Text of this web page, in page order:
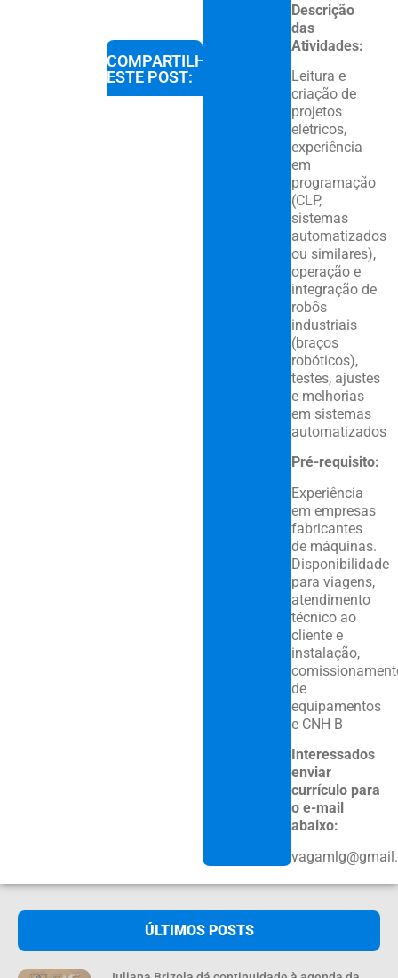
COMPARTILHE
ESTE POST:
Descrição
das
Atividades:
Leitura e
criação de
projetos
elétricos,
experiência
em
programação
(CLP,
sistemas
automatizados
ou similares),
operação e
integração de
robôs
industriais
(braços
robóticos),
testes, ajustes
e melhorias
em sistemas
automatizados
Pré-requisito:
Experiência
em empresas
fabricantes
de máquinas.
Disponibilidade
para viagens,
atendimento
técnico ao
cliente e
instalação,
de
equipamentos
e CNH B
Interessados
enviar
currículo para
o e-mail
abaixo:
ÚLTIMOS POSTS